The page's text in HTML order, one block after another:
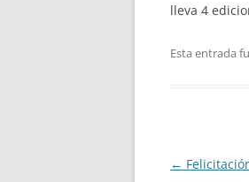
lleva 4
Esta entrada
Navegación
←